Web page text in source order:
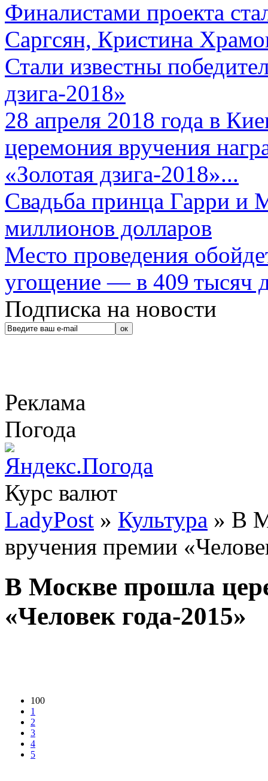
Финалистами проекта
Саргсян, Кристина
Стали известны
дзига-2018»
28 апреля 2018 года в
церемония вручения
«Золотая дзига-2018»...
Свадьба принца Гарри и
миллионов долларов
Место проведения
угощение — в 409 тысяч
Подписка на новости
Реклама
Погода
Курс валют
LadyPost » Культура » В
вручения премии
В Москве прошла
«Человек года-2015»
100
1
2
3
4
5